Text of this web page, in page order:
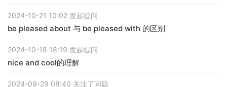
2024-10-21 10:02 发起提问
be pleased about 与 be pleased with 的区别
2024-10-18 18:19 发起提问
nice and cool的理解
2024-09-29 08:40 关注了问题